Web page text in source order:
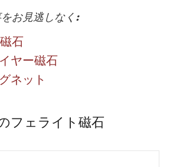
お見逃しなく:
石
ヤー磁石
ネット
フェライト磁石